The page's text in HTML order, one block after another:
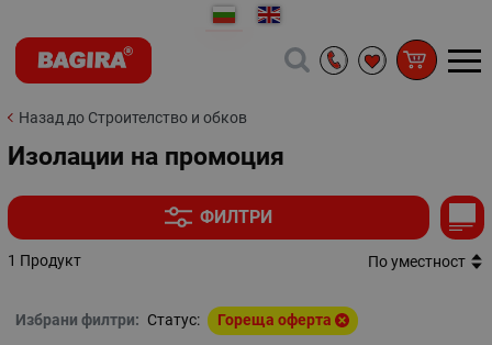
Назад до Строителство и обков
Изолации на промоция
ФИЛТРИ
1 Продукт По уместност
Избрани филтри: Статус: Гореща оферта